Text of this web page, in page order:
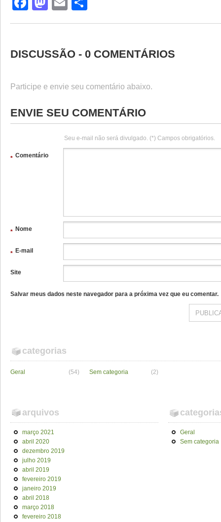
DISCUSSÃO - 0 COMENTÁRIOS
Participe e envie seu comentário abaixo.
ENVIE SEU COMENTÁRIO
Seu e-mail não será divulgado. (*) Campos obrigatórios.
Comentário
*
Nome
*
E-mail
*
Site
Salvar meus dados neste navegador para a próxima vez que eu comentar.
categorias
Geral (54) Sem categoria (2)
arquivos
março 2021
abril 2020
dezembro 2019
julho 2019
abril 2019
fevereiro 2019
janeiro 2019
abril 2018
março 2018
fevereiro 2018
Geral
Sem categoria